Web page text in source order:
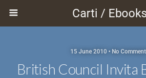
Carti /
15 June 2010 • No
British Council Invita